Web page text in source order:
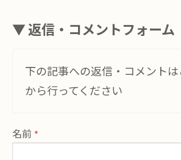
▼ 返信・コメントフォーム
下の記事への返信・コメント
から行ってください
名前